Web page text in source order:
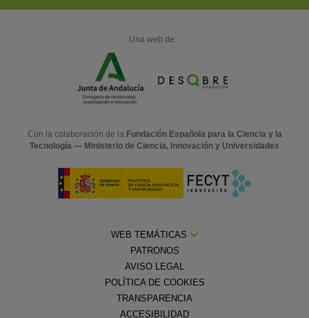
Una web de:
Con la colaboración de la Fundación Española para la Ciencia y la
Tecnología — Ministerio de Ciencia, Innovación y Universidades
WEB TEMÁTICAS
PATRONOS
AVISO LEGAL
POLÍTICA DE COOKIES
TRANSPARENCIA
ACCESIBILIDAD